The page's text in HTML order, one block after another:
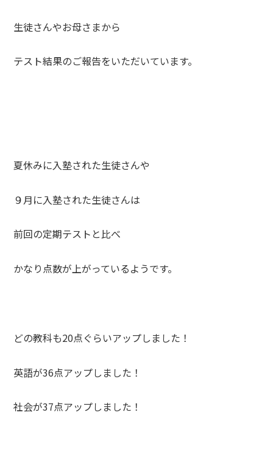
生徒さんやお母さまから
テスト結果のご報告をいただいています。
夏休みに入塾された生徒さんや
９月に入塾された生徒さんは
前回の定期テストと比べ
かなり点数が上がっているようです。
どの教科も20点ぐらいアップしました！
英語が36点アップしました！
社会が37点アップしました！